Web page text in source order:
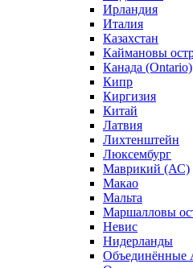
Ирландия
Италия
Казахстан
Каймановы
Канада (Ontario)
Кипр
Киргизия
Китай
Латвия
Лихтенштейн
Люксембург
Маврикий (АС)
Макао
Мальта
Маршалловы
Нeвис
Нидерланды
Объединённые